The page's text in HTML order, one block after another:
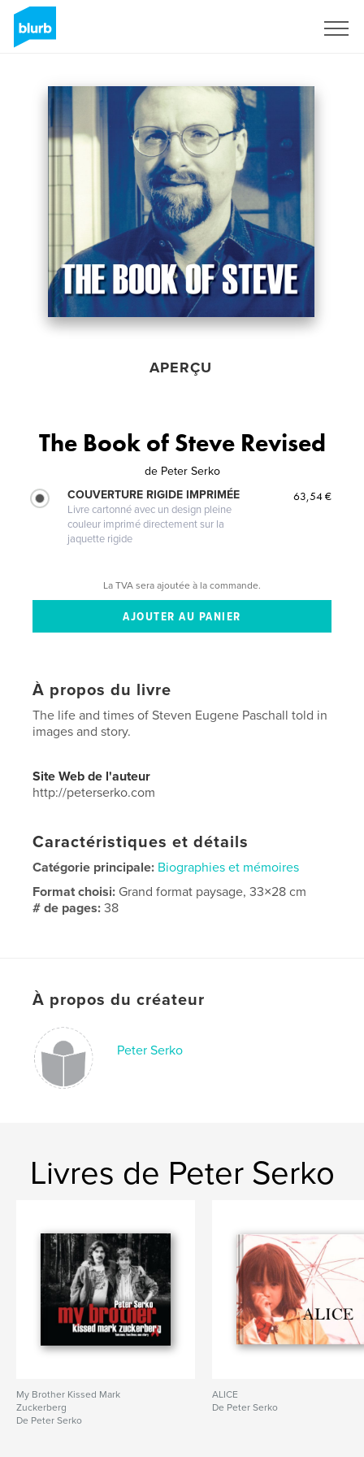
APERÇU
The Book of Steve Revised
de Peter Serko
COUVERTURE RIGIDE IMPRIMÉE
Livre cartonné avec un design pleine
couleur imprimé directement sur la
jaquette rigide
63,54 €
La TVA sera ajoutée à la commande.
À propos du livre
The life and times of Steven Eugene Paschall told in
images and story.
Site Web de l'auteur
http://peterserko.com
Caractéristiques et détails
Catégorie principale: Biographies et mémoires
Format choisi: Grand format paysage, 33×28 cm
# de pages:38
À propos du créateur
Peter Serko
Livres de Peter Serko
My Brother Kissed Mark
Zuckerberg
De Peter Serko
ALICE
De Peter Serko